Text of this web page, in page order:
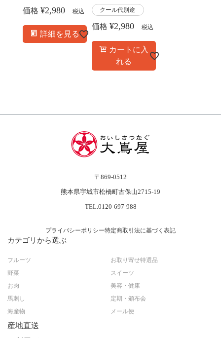
価格 ¥2,980 税込
詳細を見る
クール代別途
価格 ¥2,980 税込
カートに入
れる
〒869-0512
熊本県宇城市松橋町古保山2715-19
TEL.0120-697-988
プライバシーポリシー特定商取引法に基づく表記
カテゴリから選ぶ
フルーツ
野菜
お肉
馬刺し
海産物
お取り寄せ特選品
スイーツ
美容・健康
定期・頒布会
メール便
産地直送